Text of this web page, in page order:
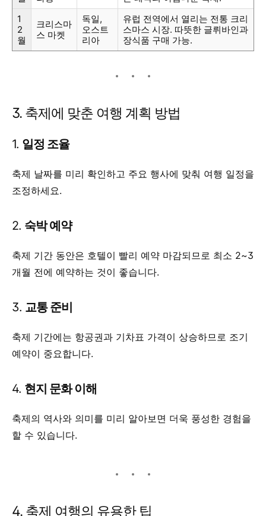
1
2
월
크리스마
스 마켓
독일,
오스트
리아
유럽 전역에서 열리는 전통 크리
스마스 시장. 따뜻한 글뤼바인과
장식품 구매 가능.
3. 축제에 맞춘 여행 계획 방법
1. 일정 조율
축제 날짜를 미리 확인하고 주요 행사에 맞춰 여행 일정을
조정하세요.
2. 숙박 예약
축제 기간 동안은 호텔이 빨리 예약 마감되므로 최소 2~3
개월 전에 예약하는 것이 좋습니다.
3. 교통 준비
축제 기간에는 항공권과 기차표 가격이 상승하므로 조기
예약이 중요합니다.
4. 현지 문화 이해
축제의 역사와 의미를 미리 알아보면 더욱 풍성한 경험을
할 수 있습니다.
4. 축제 여행의 유용한 팁